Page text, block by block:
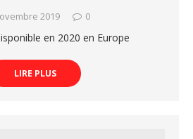
2019 0
en 2020 en Europe
LIRE PLUS